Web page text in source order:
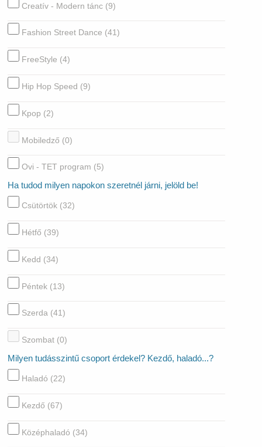
Creatív - Modern tánc (9)
Fashion Street Dance (41)
FreeStyle (4)
Hip Hop Speed (9)
Kpop (2)
Mobiledző (0)
Ovi - TET program (5)
Ha tudod milyen napokon szeretnél járni, jelöld be!
Csütörtök (32)
Hétfő (39)
Kedd (34)
Péntek (13)
Szerda (41)
Szombat (0)
Milyen tudásszintű csoport érdekel? Kezdő, haladó...?
Haladó (22)
Kezdő (67)
Középhaladó (34)